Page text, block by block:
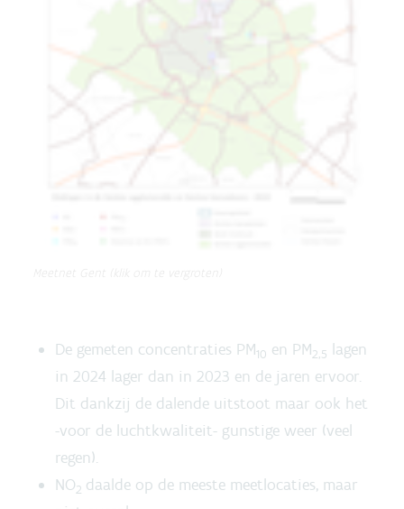
De gemeten concentraties PM10 en PM2,5 lagen
in 2024 lager dan in 2023 en de jaren ervoor.
Dit dankzij de dalende uitstoot maar ook het
-voor de luchtkwaliteit- gunstige weer (veel
regen).
NO2 daalde op de meeste meetlocaties, maar